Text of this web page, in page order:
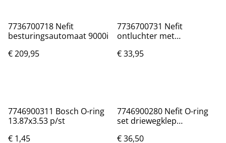
7736700718 Nefit
besturingsautomaat 9000i
€ 209,95
7736700731 Nefit
ontluchter met
€ 33,95
7746900311 Bosch O-ring
13.87x3.53 p/st
€ 1,45
7746900280 Nefit O-ring
set driewegklep
€ 36,50